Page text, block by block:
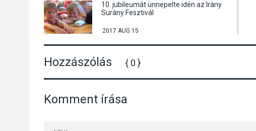
10. jubileumát ünnepelte idén az Irány
Surány Fesztivál
2017 AUG 15
Hozzászólás { 0 }
Komment írása